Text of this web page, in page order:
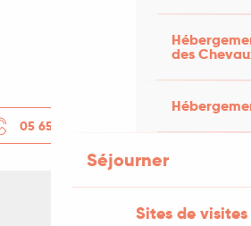
des
Séjourner
Sites de visites
05 65 36 90